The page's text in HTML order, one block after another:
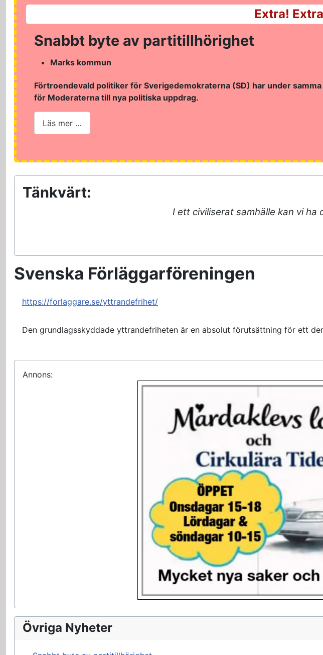
Extra!
Snabbt byte av partitillhörighet
Marks kommun
Förtroendevald politiker för Sverigedemokraterna (SD) har under
för Moderaterna till nya politiska uppdrag.
Läs mer …
Tänkvärt:
I ett civiliserat samhälle kan vi
Svenska Förläggarföreningen
https://forlaggare.se/yttrandefrihet/
Den grundlagsskyddade yttrandefriheten är en absolut förutsättning för ett
Annons:
Övriga Nyheter